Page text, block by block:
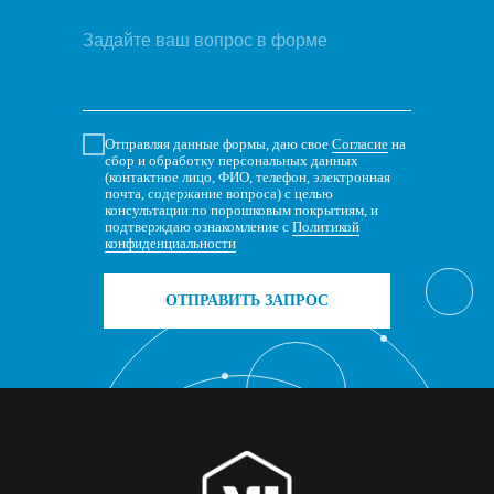
Отправляя данные формы, даю свое Согласие на
сбор и обработку персональных данных
(контактное лицо, ФИО, телефон, электронная
почта, содержание вопроса) с целью
консультации по порошковым покрытиям, и
подтверждаю ознакомление с Политикой
конфиденциальности
ОТПРАВИТЬ ЗАПРОС